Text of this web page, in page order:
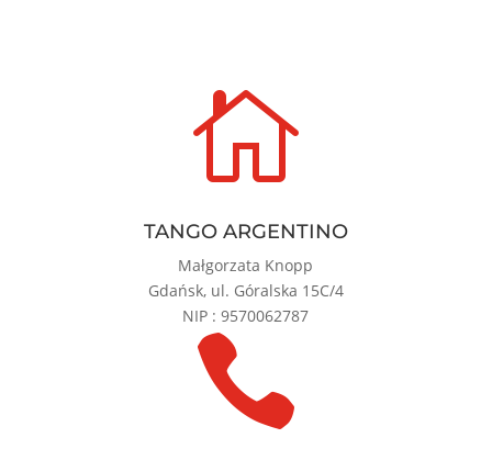

TANGO ARGENTINO
Małgorzata Knopp
Gdańsk, ul. Góralska 15C/4
NIP : 9570062787
